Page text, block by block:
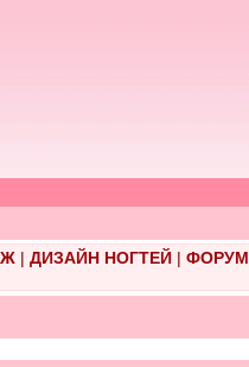
| ДИЗАЙН НОГТЕЙ| ФОРУМ